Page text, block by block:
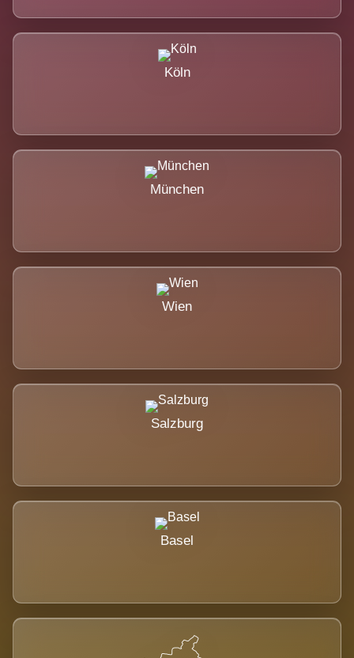
Köln
München
Wien
Salzburg
Basel